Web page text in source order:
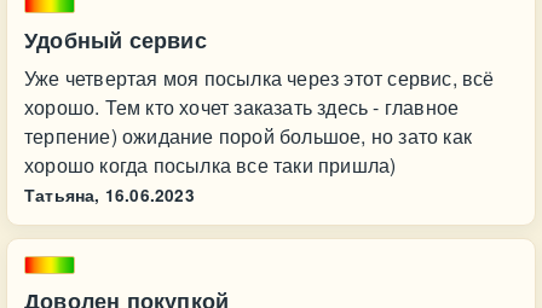
Удобный сервис
Уже четвертая моя посылка через этот сервис, всё
хорошо. Тем кто хочет заказать здесь - главное
терпение) ожидание порой большое, но зато как
хорошо когда посылка все таки пришла)
Татьяна, 16.06.2023
Доволен покупкой